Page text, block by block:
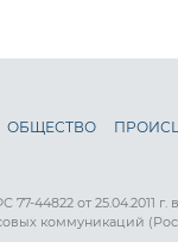
ОБЩЕСТВО
44822 от 25.04.2011
коммуникаций